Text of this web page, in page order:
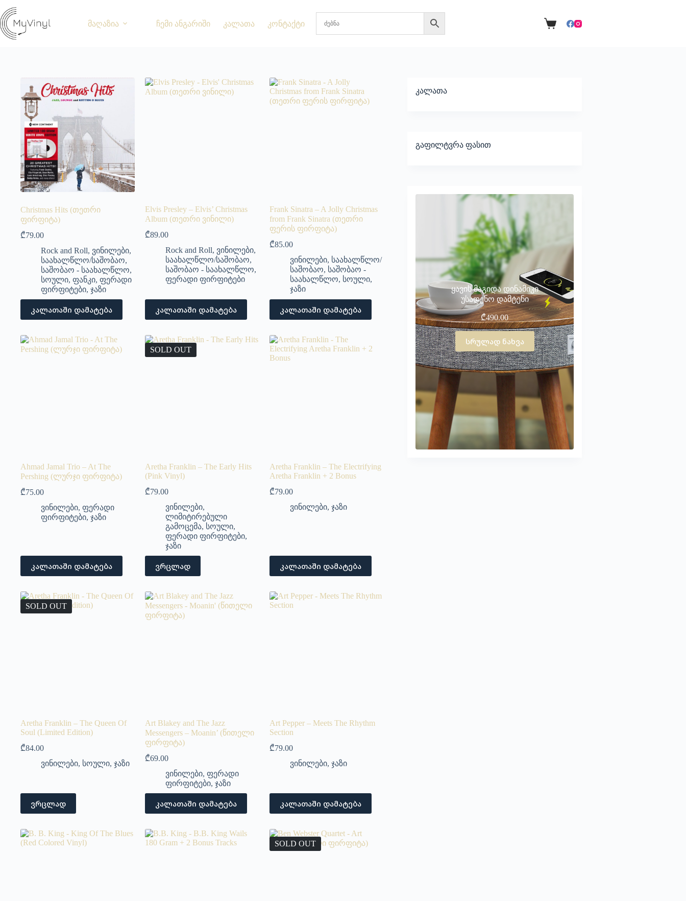
მაღაზია ჩემი ანგარიში კალათა კონტაქტი
Christmas Hits (თეთრი
ფირფიტა)
₾79.00
Rock and Roll, ვინილები,
საახალწლო/საშობაო,
საშობაო - საახალწლო,
სოული, ფანკი, ფერადი
ფირფიტები, ჯაზი
კალათაში დამატება
Elvis Presley – Elvis’ Christmas
Album (თეთრი ვინილი)
₾89.00
Rock and Roll, ვინილები,
საახალწლო/საშობაო,
საშობაო - საახალწლო,
ფერადი ფირფიტები
კალათაში დამატება
Frank Sinatra – A Jolly Christmas
from Frank Sinatra (თეთრი
ფერის ფირფიტა)
₾85.00
ვინილები, საახალწლო/
საშობაო, საშობაო -
საახალწლო, სოული,
ჯაზი
კალათაში დამატება
Ahmad Jamal Trio – At The
Pershing (ლურჯი ფირფიტა)
₾75.00
ვინილები, ფერადი
ფირფიტები, ჯაზი
კალათაში დამატება
SOLD OUT
Aretha Franklin – The Early Hits
(Pink Vinyl)
₾79.00
ვინილები,
ლიმიტირებული
გამოცემა, სოული,
ფერადი ფირფიტები,
ჯაზი
ვრცლად
Aretha Franklin – The Electrifying
Aretha Franklin + 2 Bonus
₾79.00
ვინილები,ჯაზი
კალათაში დამატება
SOLD OUT
Aretha Franklin – The Queen Of
Soul (Limited Edition)
₾84.00
ვინილები, სოული, ჯაზი
ვრცლად
Art Blakey and The Jazz
Messengers – Moanin’ (წითელი
ფირფიტა)
₾69.00
ვინილები,ფერადი
ფირფიტები,ჯაზი
კალათაში დამატება
Art Pepper – Meets The Rhythm
Section
₾79.00
ვინილები,ჯაზი
კალათაში დამატება
SOLD OUT
კალათა
გაფილტვრა ფასით
ყავის მაგიდა დინამიკი
უსადენო დამტენი
₾490.00
სრულად ნახვა